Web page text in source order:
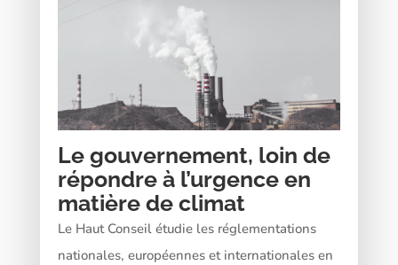
Le gouvernement, loin de
répondre à l’urgence en
matière de climat
Le Haut Conseil étudie les réglementations
nationales, européennes et internationales en